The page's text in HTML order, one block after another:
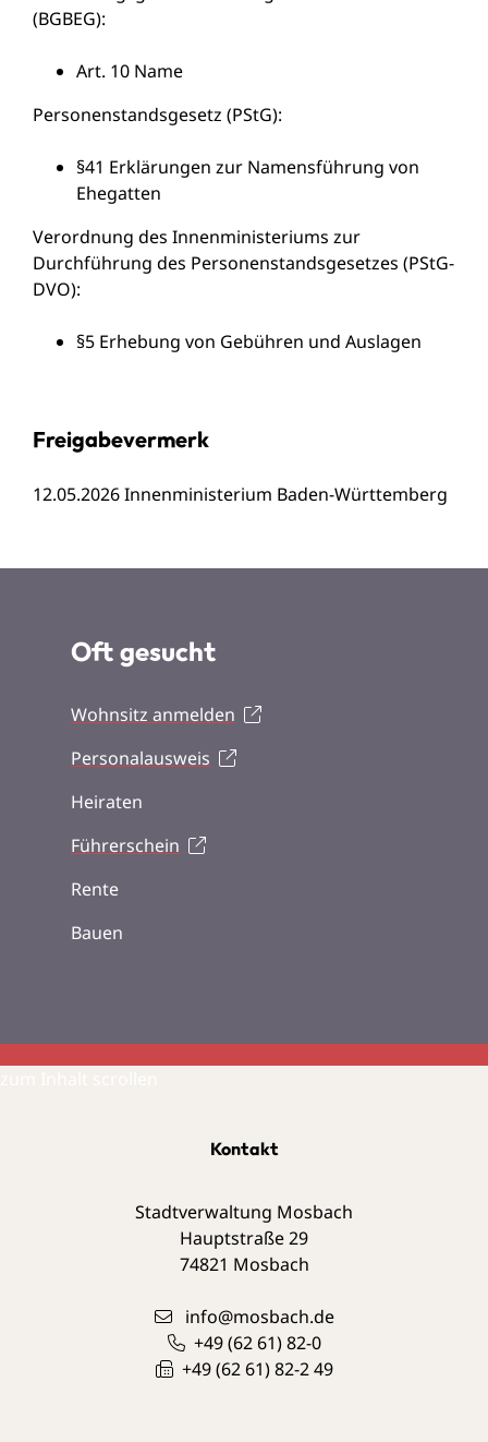
(BGBEG):
Art. 10 Name
Personenstandsgesetz (PStG):
§41 Erklärungen zur Namensführung von
Ehegatten
Verordnung des Innenministeriums zur
Durchführung des Personenstandsgesetzes (PStG-
DVO):
§5 Erhebung von Gebühren und Auslagen
Freigabevermerk
12.05.2026 Innenministerium Baden-Württemberg
Oft gesucht
Wohnsitz anmelden
Personalausweis
Heiraten
Führerschein
Rente
Bauen
Kontakt
Stadtverwaltung Mosbach
Hauptstraße 29
74821 Mosbach
info@mosbach.de
+49 (62 61) 82-0
+49 (62 61) 82-2 49